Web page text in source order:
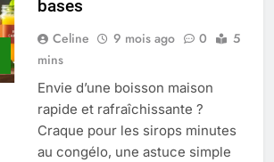
2025 ?
4 Mois Ago
Okrami : comprendre ses
fonctionnalités clés et avantages
4 Mois Ago
bases
Celine 9 mois ago 0
5
mins
Envie d’une boisson maison
rapide et rafraîchissante ?
Craque pour les sirops minutes
au congélo, une astuce simple